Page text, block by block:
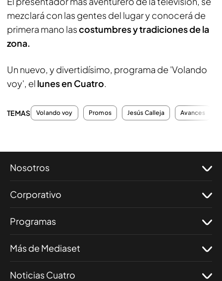
mezclará con las gentes del lugar y conocerá de
primera mano lascostumbres y tradiciones de la
zona.
Un nuevo, y divertidísimo, programa de 'Volando
voy', el lunes en Cuatro.
TEMAS Volando voy Promos Jesús Calleja Avances
Nosotros
Corporativo
Programas
Más de Mediaset
Noticias Cuatro